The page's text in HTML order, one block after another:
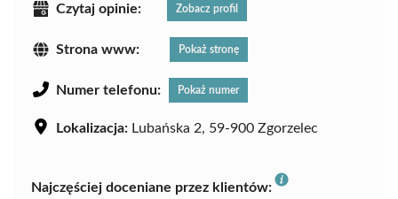
Czytaj opinie: Zobacz profil
Strona www: Pokaż stronę
Numer telefonu: Pokaż numer
Lokalizacja: Lubańska 2, 59-900 Zgorzelec
Najczęściej doceniane przez klientów: